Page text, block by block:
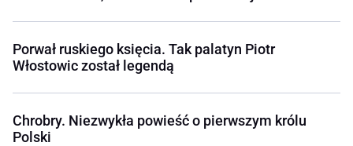
Porwał ruskiego księcia. Tak palatyn Piotr
Włostowic został legendą
Chrobry. Niezwykła powieść o pierwszym królu
Polski